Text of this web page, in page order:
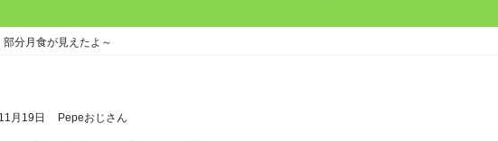
分月食が見えたよ～
月19日 Pepeおじさん